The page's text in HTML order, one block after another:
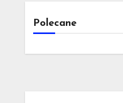
Polecane